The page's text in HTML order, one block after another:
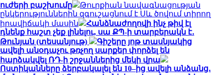
ուժերի բաշխումը
Թուրքիան նավագնացության
ընկերություններին զգուշացնում է Սև ծովում տիրող
իրավիճակի մասին
Հանձնաժողովի ինչ թիվ էլ
դնենք հաշտ չեք լինելու, սա ՔՊ-ի տարբերակն է․
Թունյան (տեսանյութ)
Գիշերը յոթ տասնյակից
ավելի անօդաչու թռչող սարքեր փորձել են
հարձակվել ՌԴ-ի շրջաններից մեկի վրա
Ոստիկանները ձերբակալել են 10–ից ավելի անձանց․